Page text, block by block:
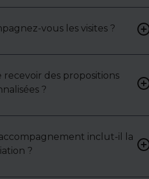
vous les visites ?
recevoir des propositions
?
inclut-il la
?